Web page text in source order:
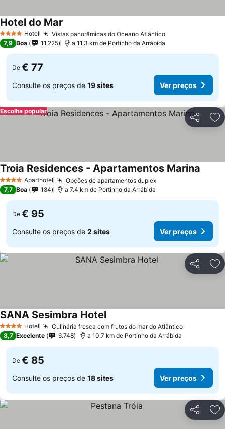
4 EstrelasHotel Vistas panorâmicas do Oceano AtlânticoVer preços
Hotel do Mar
7,9 Boa 11.225 a 11.3 km de Portinho da Arrábida
De € 77
Consulte os preços de 19 sites Ver preços
Partilhar
Escolha popular
4 EstrelasAparthotel Opções de apartamentos duplexVer preços
Troia Residences - Apartamentos Marina
7,7 Boa 184 a 7.4 km de Portinho da Arrábida
De € 95
Consulte os preços de 2 sites Ver preços
Partilhar
4 EstrelasHotel Culinária fresca com frutos do mar do AtlânticoVer preços
SANA Sesimbra HotelVer preços
8,7 Excelente 6.748 a 10.7 km de Portinho da Arrábida
De € 85
Consulte os preços de 18 sites Ver preços
Partilhar